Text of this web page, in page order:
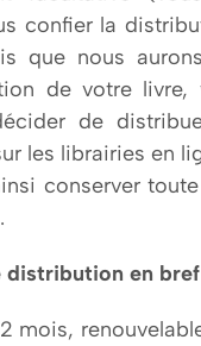
confier la
que nous
de votre livre,
de
les librairies en
conserver
distribution en
mois,